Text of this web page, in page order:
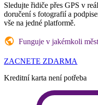
Sledujte řidiče přes GPS v
doručení s fotografií a
vše na jedné platformě.
Funguje v jakémkoli
ZACNETE ZDARMA
Kreditní karta není potřeba